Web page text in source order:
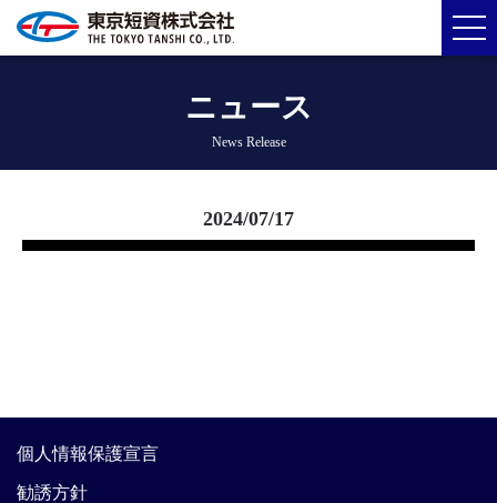
ニュース
News Release
2024/07/17
個人情報保護宣言
勧誘方針